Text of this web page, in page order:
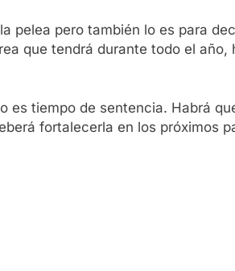
pelea pero también lo es para
que tendrá durante todo el
es tiempo de sentencia. Habrá
fortalecerla en los próximos